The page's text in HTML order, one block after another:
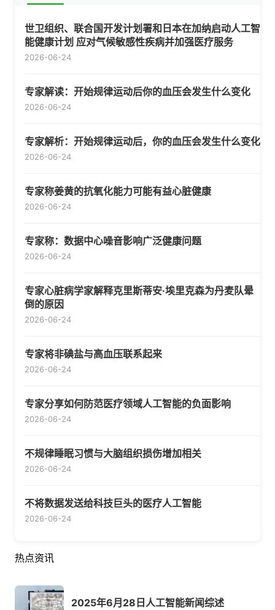
世卫组织、联合国开发计划署和日本在加纳启动人工智
能健康计划 应对气候敏感性疾病并加强医疗服务
2026-06-24
专家解读：开始规律运动后你的血压会发生什么变化
2026-06-24
专家解析：开始规律运动后，你的血压会发生什么变化
2026-06-24
专家称姜黄的抗氧化能力可能有益心脏健康
2026-06-24
专家称：数据中心噪音影响广泛健康问题
2026-06-24
专家心脏病学家解释克里斯蒂安·埃里克森为丹麦队晕
倒的原因
2026-06-24
专家将非碘盐与高血压联系起来
2026-06-24
专家分享如何防范医疗领域人工智能的负面影响
2026-06-24
不规律睡眠习惯与大脑组织损伤增加相关
2026-06-24
不将数据发送给科技巨头的医疗人工智能
2026-06-24
热点资讯
2025年6月28日人工智能新闻综述